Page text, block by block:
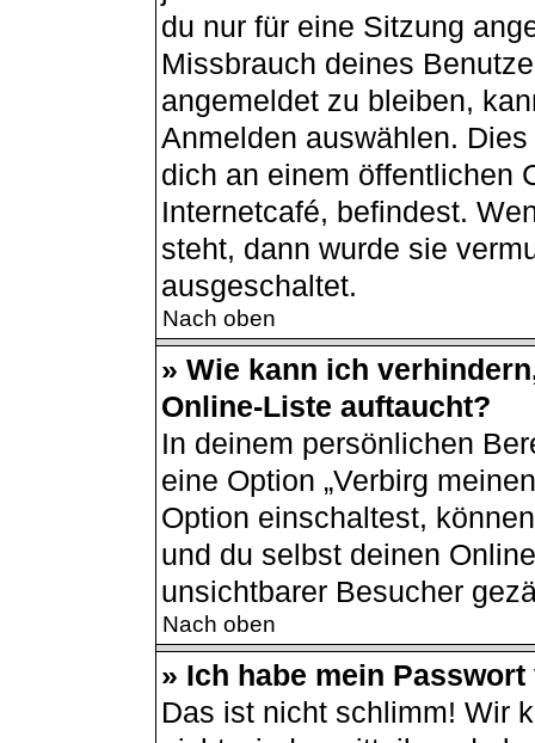
du nur für eine Sitzung
Missbrauch deines
angemeldet zu bleiben,
Anmelden auswählen.
dich an einem öffentlichen
Internetcafé, befindest.
steht, dann wurde sie
ausgeschaltet.
Nach oben
» Wie kann ich
Online-Liste auftaucht?
In deinem persönlichen
eine Option „Verbirg
Option einschaltest,
und du selbst deinen
unsichtbarer Besucher
Nach oben
» Ich habe mein
Das ist nicht schlimm! Wir